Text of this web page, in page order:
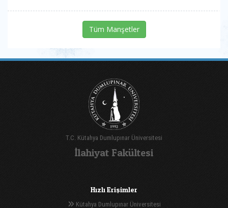
Tüm Manşetler
T.C. Kütahya Dumlupınar Üniversitesi
İlahiyat Fakültesi
Hızlı Erişimler
Kütahya Dumlupınar Üniversitesi